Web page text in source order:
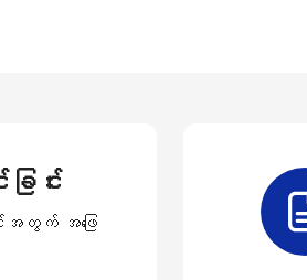
ခြင်း
င်းအတွက် အဖြေ